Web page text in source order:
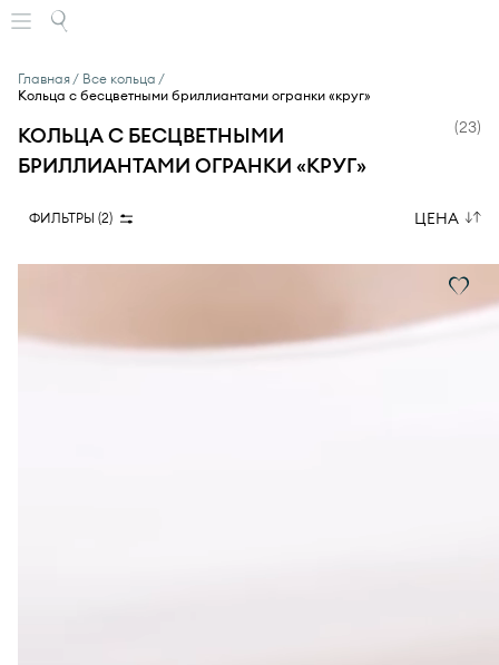
Главная
Все кольца
Кольца с бесцветными бриллиантами огранки «круг»
КОЛЬЦА С БЕСЦВЕТНЫМИ
БРИЛЛИАНТАМИ ОГРАНКИ «КРУГ»
(23)
ФИЛЬТРЫ (2) ЦЕНА